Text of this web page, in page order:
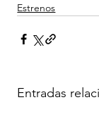
Estrenos
Entradas